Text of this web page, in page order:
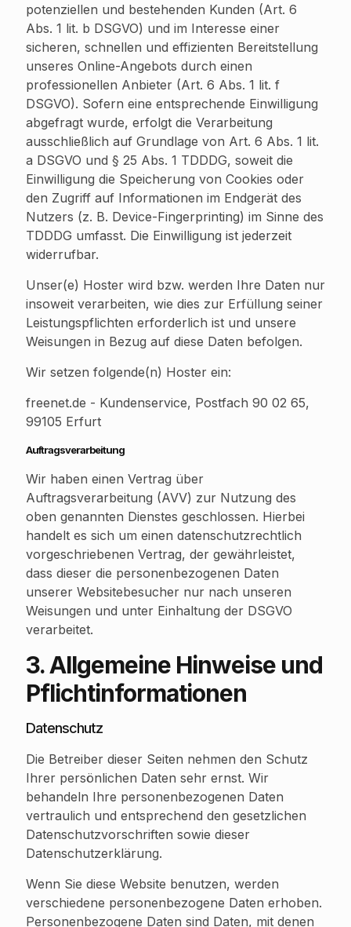
potenziellen und bestehenden Kunden (Art. 6
Abs. 1 lit. b DSGVO) und im Interesse einer
sicheren, schnellen und effizienten Bereitstellung
unseres Online-Angebots durch einen
professionellen Anbieter (Art. 6 Abs. 1 lit. f
DSGVO). Sofern eine entsprechende Einwilligung
abgefragt wurde, erfolgt die Verarbeitung
ausschließlich auf Grundlage von Art. 6 Abs. 1 lit.
a DSGVO und § 25 Abs. 1 TDDDG, soweit die
Einwilligung die Speicherung von Cookies oder
den Zugriff auf Informationen im Endgerät des
Nutzers (z. B. Device-Fingerprinting) im Sinne des
TDDDG umfasst. Die Einwilligung ist jederzeit
widerrufbar.
Unser(e) Hoster wird bzw. werden Ihre Daten nur
insoweit verarbeiten, wie dies zur Erfüllung seiner
Leistungspflichten erforderlich ist und unsere
Weisungen in Bezug auf diese Daten befolgen.
Wir setzen folgende(n) Hoster ein:
freenet.de - Kundenservice, Postfach 90 02 65,
99105 Erfurt
Auftragsverarbeitung
Wir haben einen Vertrag über
Auftragsverarbeitung (AVV) zur Nutzung des
oben genannten Dienstes geschlossen. Hierbei
handelt es sich um einen datenschutzrechtlich
vorgeschriebenen Vertrag, der gewährleistet,
dass dieser die personenbezogenen Daten
unserer Websitebesucher nur nach unseren
Weisungen und unter Einhaltung der DSGVO
verarbeitet.
3. Allgemeine Hinweise und
Pflicht­informationen
Datenschutz
Die Betreiber dieser Seiten nehmen den Schutz
Ihrer persönlichen Daten sehr ernst. Wir
behandeln Ihre personenbezogenen Daten
vertraulich und entsprechend den gesetzlichen
Datenschutzvorschriften sowie dieser
Datenschutzerklärung.
Wenn Sie diese Website benutzen, werden
verschiedene personenbezogene Daten erhoben.
Personenbezogene Daten sind Daten, mit denen